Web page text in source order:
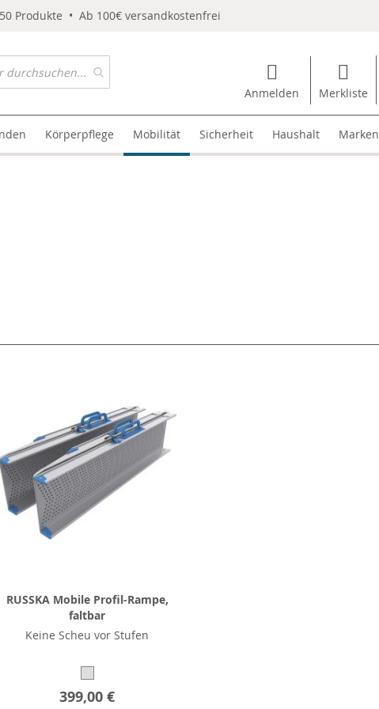
Produkte • Ab 100€ versandkostenfrei
Anmelden Merkliste
Körperpflege Mobilität Sicherheit Haushalt Marken
RUSSKA Mobile Profil-Rampe,
faltbar
Keine Scheu vor Stufen
399,00 €